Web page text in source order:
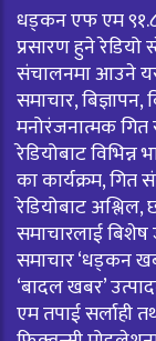
धड्कन एफ एम ९१.८
प्रसारण हुने
संचालनमा आउने
समाचार,
मनोरंजनात्मक
रेडियोबाट विभिन्न
का कार्यक्रम,
रेडियोबाट अश्लिल,
समाचारलाई बिशेष
समाचार ‘धड्कन
‘बादल खबर’
एम तपाई सर्लाही